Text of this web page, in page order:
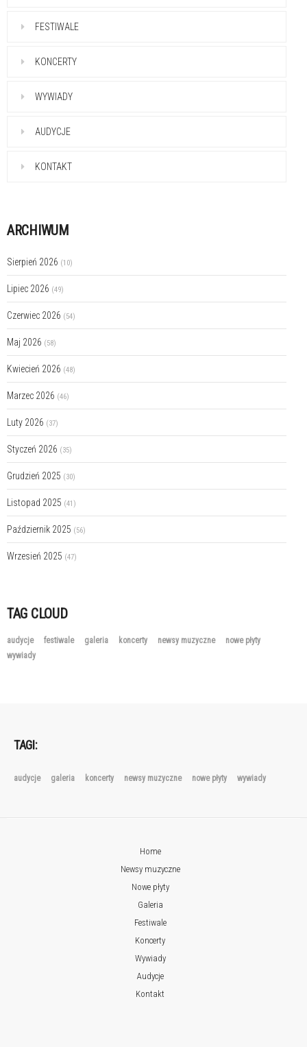
FESTIWALE
KONCERTY
WYWIADY
AUDYCJE
KONTAKT
ARCHIWUM
Sierpień 2026 (10)
Lipiec 2026 (49)
Czerwiec 2026 (54)
Maj 2026 (58)
Kwiecień 2026 (48)
Marzec 2026 (46)
Luty 2026 (37)
Styczeń 2026 (35)
Grudzień 2025 (30)
Listopad 2025 (41)
Październik 2025 (56)
Wrzesień 2025 (47)
TAG CLOUD
audycje festiwale galeria koncerty newsy muzyczne
nowe płyty
wywiady
TAGI:
audycje galeria koncerty newsy muzyczne nowe płyty wywiady
Home
Newsy muzyczne
Nowe płyty
Galeria
Festiwale
Koncerty
Wywiady
Audycje
Kontakt